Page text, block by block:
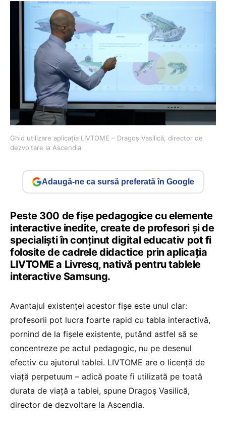
Ghid utilizare aplicația LIVTOME – Dragoș Vasilică, director de
dezvoltare la Ascendia
Adaugă-ne ca sursă preferată în Google
Peste 300 de fișe pedagogice cu elemente
interactive inedite, create de profesori și de
specialiști în conținut digital educativ pot fi
folosite de cadrele didactice prin aplicația
LIVTOME a Livresq, nativă pentru tablele
interactive Samsung.
Avantajul existenței acestor fișe este unul clar:
profesorii pot lucra foarte rapid cu tabla interactivă,
pornind de la fișele existente, putând astfel să se
concentreze pe actul pedagogic, nu pe desenul
efectiv cu ajutorul tablei. LIVTOME are o licență de
viață perpetuum – adică poate fi utilizată pe toată
durata de viață a tablei, spune Dragoș Vasilică,
director de dezvoltare la Ascendia.